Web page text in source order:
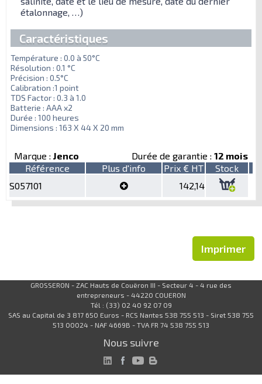
étalonnage, …)
Caractéristiques
Température : 0.0 à 50°C
Résolution : 0.1 °C
Précision : 0.5°C
Calibration :1 point
TDS Factor : 0.3 à 1.0
Batterie : AAA x2
Durée : 100 heures
Dimensions : 163 X 44 X 20 mm
Marque : Jenco Durée de garantie : 12 mois
Référence
Plus d'info Prix € HT
Stock
S057101
142,14
Imprimer
GROSSERON - ZAC Hauts de Couëron III - Secteur 4 - 4 rue des
entrepreneurs - 44220 COUERON
Tél : (33) 02 40 92 07 09
SAS au Capital de 3 817 650 Euros - RCS Nantes 538 755 513 - Siret 538 755
513 00024 - NAF 4669B - TVA FR 74 538 755 513
Nous suivre